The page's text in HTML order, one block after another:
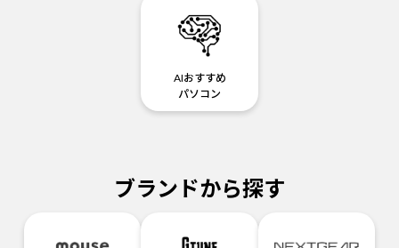
AIおすすめ
パソコン
ブランドから探す